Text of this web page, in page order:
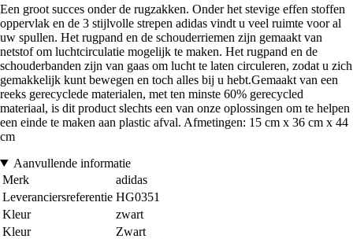
Een groot succes onder de rugzakken. Onder het stevige effen stoffen
oppervlak en de 3 stijlvolle strepen adidas vindt u veel ruimte voor al
uw spullen. Het rugpand en de schouderriemen zijn gemaakt van
netstof om luchtcirculatie mogelijk te maken. Het rugpand en de
schouderbanden zijn van gaas om lucht te laten circuleren, zodat u zich
gemakkelijk kunt bewegen en toch alles bij u hebt.Gemaakt van een
reeks gerecyclede materialen, met ten minste 60% gerecycled
materiaal, is dit product slechts een van onze oplossingen om te helpen
een einde te maken aan plastic afval. Afmetingen: 15 cm x 36 cm x 44
cm
Aanvullende informatie
Merk
adidas
Leveranciersreferentie HG0351
Kleur
zwart
Kleur
Zwart